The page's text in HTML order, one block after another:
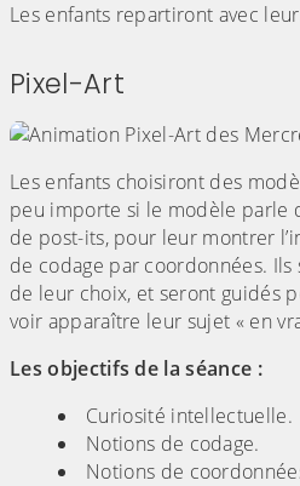
Les enfants repartiront avec
Pixel-Art
Les enfants choisiront des
peu importe si le modèle parle
de post-its, pour leur montrer
de codage par coordonnées. Ils
de leur choix, et seront guidés
voir apparaître leur sujet « en
Les objectifs de la séance :
Curiosité intellectuelle.
Notions de codage.
Notions de